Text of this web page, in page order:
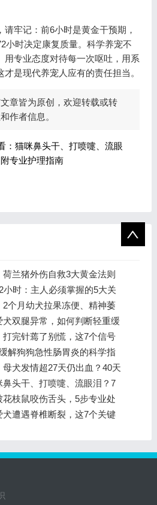
牢记：前6小时是黄金干预期，
小时决定康复质量。科学养宠不
用专业态度对待每一次呕吐，用系
是现代养宠人应有的责任担当。
章皆为原创，欢迎转载或转
作者信息。
：猫咪鼻头干、打喷嚏、流眼
专业护理指南
兰猪外伤自救3大黄金法则
小时：主人必须掌握的5大关
个月幼犬拉果冻便、精神萎
致命
犬双腿异常，如何判断轻重缓
完针蔫了别慌，这7个信号
解狗狗急性肠胃炎的科学指
犬发情超27天仍出血？40天
头干、打喷嚏、流眼泪？7
护理指南
枝鼠咬伤舌头，5步专业处
第一步
遭遇脊椎断裂，这7个关键